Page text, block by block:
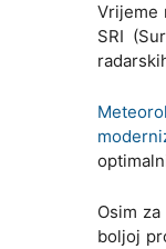
Vrijeme
SRI
Osim
boljoj